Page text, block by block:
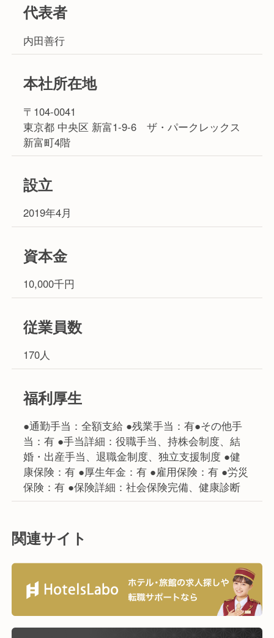
代表者
内田善行
本社所在地
〒104-0041
東京都 中央区 新富1-9-6 ザ・パークレックス
新富町4階
設立
2019年4月
資本金
10,000千円
従業員数
170人
福利厚生
●通勤手当：全額支給 ●残業手当：有●その他手
当：有 ●手当詳細：役職手当、持株会制度、結
婚・出産手当、退職金制度、独立支援制度 ●健
康保険：有 ●厚生年金：有 ●雇用保険：有 ●労災
保険：有 ●保険詳細：社会保険完備、健康診断
関連サイト